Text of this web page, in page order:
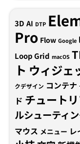
3D AI DTP
Pro Flow Google
Loop Grid macOS
ト ウィジェ
クデザイン コンテナ
ド チュート
ルシューティ
マウス メニュー レ